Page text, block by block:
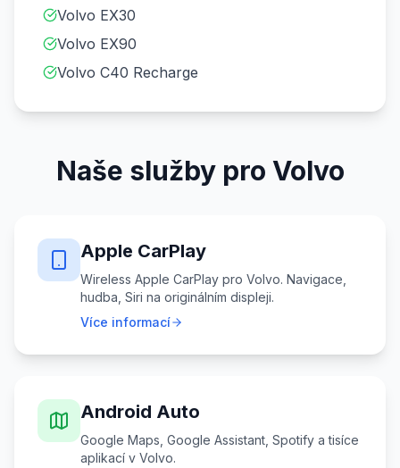
Volvo EX30
Volvo EX90
Volvo C40 Recharge
Naše služby pro Volvo
Apple CarPlay
Wireless Apple CarPlay pro Volvo. Navigace,
hudba, Siri na originálním displeji.
Více informací
Android Auto
Google Maps, Google Assistant, Spotify a tisíce
aplikací v Volvo.